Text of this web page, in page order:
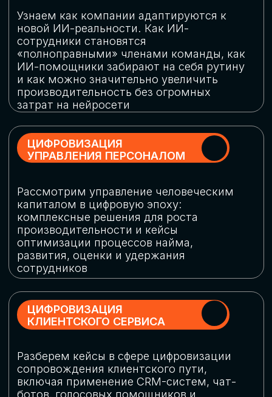
огромную статью затрат
ОБЛАЧНЫЕ ТЕХНОЛОГИИ
Подискутируем, какие облачные решения
существуют на рынке и почему
использование мультиоблачных моделей
не только снижает затраты, но и
«пересборки» бизнес-моделей
СКАЧАТЬ
ПРОГРАММУ
КОНФЕРЕНЦИИ
Оставьте заявку, мы направим вам
программу конференции
СКАЧАТЬ ПРОГРАММУ